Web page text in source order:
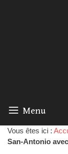
Menu
Vous êtes ici :
San-Antonio